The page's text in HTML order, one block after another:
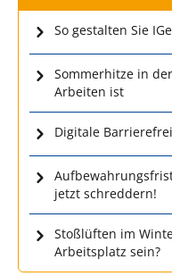
So gestalten Sie
Sommerhitze in
Arbeiten ist
Digitale
jetzt schreddern!
Stoßlüften im
Arbeitsplatz sein?